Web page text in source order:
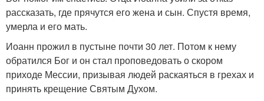
рассказать, где прячутся его жена и сын. Спустя время,
умерла и его мать.
Иоанн прожил в пустыне почти 30 лет. Потом к нему
обратился Бог и он стал проповедовать о скором
приходе Мессии, призывая людей раскаяться в грехах и
принять крещение Святым Духом.